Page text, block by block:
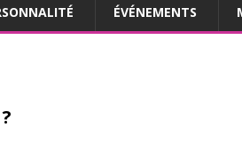
ÉVÉNEMENTS